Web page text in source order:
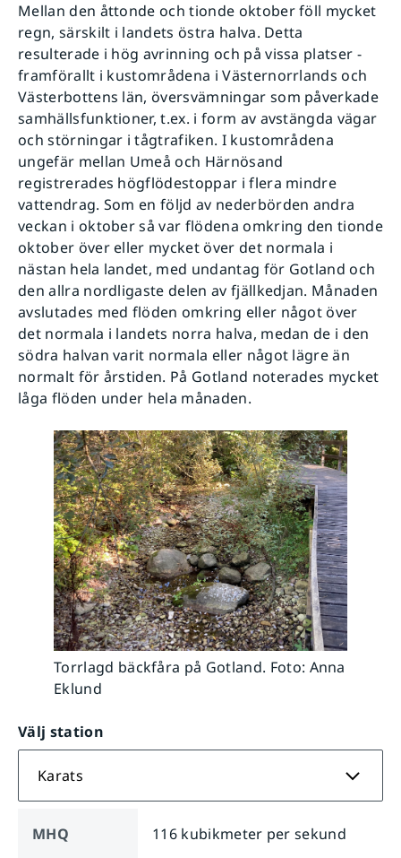
Mellan den åttonde och tionde oktober föll mycket
regn, särskilt i landets östra halva. Detta
resulterade i hög avrinning och på vissa platser -
framförallt i kustområdena i Västernorrlands och
Västerbottens län, översvämningar som påverkade
samhällsfunktioner, t.ex. i form av avstängda vägar
och störningar i tågtrafiken. I kustområdena
ungefär mellan Umeå och Härnösand
registrerades högflödestoppar i flera mindre
vattendrag. Som en följd av nederbörden andra
veckan i oktober så var flödena omkring den tionde
oktober över eller mycket över det normala i
nästan hela landet, med undantag för Gotland och
den allra nordligaste delen av fjällkedjan. Månaden
avslutades med flöden omkring eller något över
det normala i landets norra halva, medan de i den
södra halvan varit normala eller något lägre än
normalt för årstiden. På Gotland noterades mycket
låga flöden under hela månaden.
Torrlagd bäckfåra på Gotland. Foto: Anna
Eklund
Välj station
Karats
MHQ 116 kubikmeter per sekund